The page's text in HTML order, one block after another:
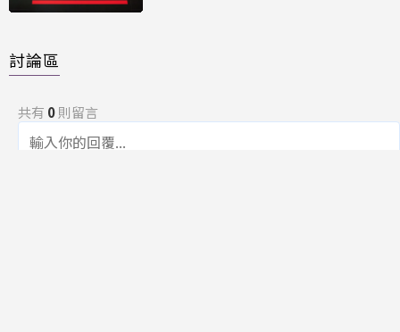
討論區
共有 0則留言